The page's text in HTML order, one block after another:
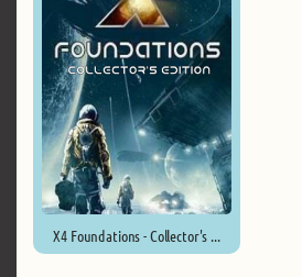
X4 Foundations - Collector's ...